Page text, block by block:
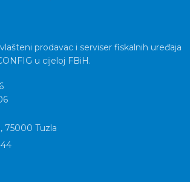
prodavac i serviser fiskalnih uređaja
u cijeloj FBiH.
75000 Tuzla